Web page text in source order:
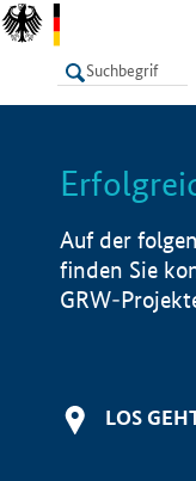
LISTE
Auf der
finden Sie
GRW-
LOS